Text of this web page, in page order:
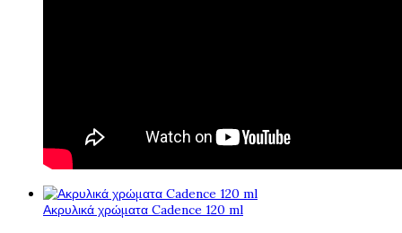
Ακρυλικά χρώματα Cadence 120 ml